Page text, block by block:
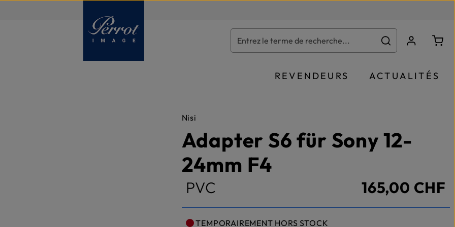
REVENDEURS ACTUALITÉS
Nisi
Adapter S6 für Sony 12-
24mm F4
PVC 165,00 CHF
TEMPORAIREMENT HORS STOCK